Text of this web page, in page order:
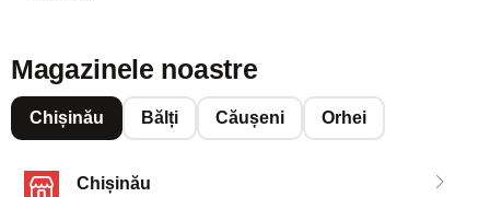
Magazinele noastre
Chișinău Bălți Căușeni Orhei
Chișinău